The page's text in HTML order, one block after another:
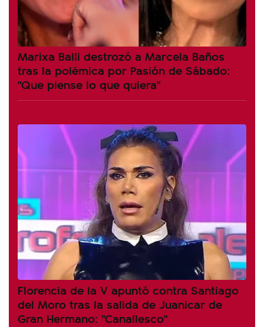
Marixa Balli destrozó a Marcela Baños
tras la polémica por Pasión de Sábado:
"Que piense lo que quiera"
Florencia de la V apuntó contra Santiago
del Moro tras la salida de Juanicar de
Gran Hermano: "Canallesco"